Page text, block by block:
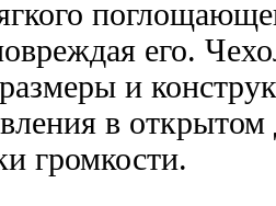
его.
и
в
громкости.